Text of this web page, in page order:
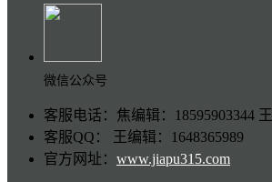
微信公众号
客服电话：焦编辑：18595903344
客服QQ： 王编辑：1648365989
官方网址： www.jiapu315.com